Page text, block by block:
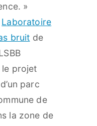
»
Laboratoire
bruit de
le projet
parc
de
la zone de